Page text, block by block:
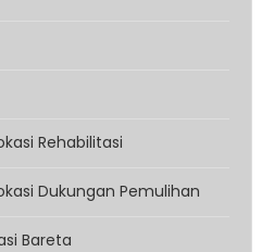
Rehabilitasi
Dukungan Pemulihan
Bareta